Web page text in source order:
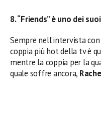
8. “Friends” è uno dei
Sempre nell’intervista
coppia più hot della tv è
mentre la coppia per la
quale soffre ancora,